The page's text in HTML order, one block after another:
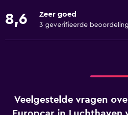
8,6 Zeer goed
3 geverifieerde
Veelgestelde vragen